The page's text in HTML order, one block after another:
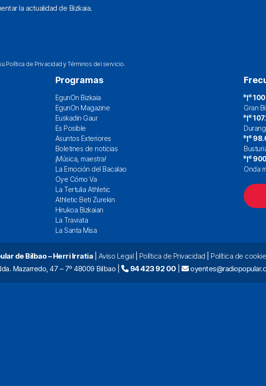
la actualidad de Bizkaia.
Política de Privacidad yTérminos del servicio.
Programas
EgunOn Bizkaia
EgunOn Magazine
Euskadin Gaur
Es Posible
Asuntos Exteriores
Boletines de noticias
¡Música, maestra!
La Emoción del Bacalao
Oye Cómo Va
La Tertulia Athletic
Athletic Beti Zurekin
Hirukoa Bizkaian
La Traviata
La Santa Misa
Gran
Onda
de Bilbao – Herri Irratia| Aviso Legal Política de Privacidad Política de
Mazarredo, 47 – 7º 48009 Bilbao |
94 423 92 00 |